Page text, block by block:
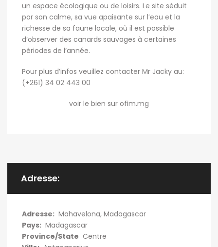
un espace écologique ou de loisirs. Le site séduit
par son calme, sa vue apaisante sur l’eau et la
richesse de sa faune locale, où il est possible
d’observer des canards sauvages à certaines
périodes de l’année.
Pour plus d’infos veuillez contacter Mr Jacky au:
(+261) 34 02 443 00
voir le bien sur ofim.mg
Adresse:
Adresse: Mahavelona, Madagascar
Pays: Madagascar
Province/State Centre